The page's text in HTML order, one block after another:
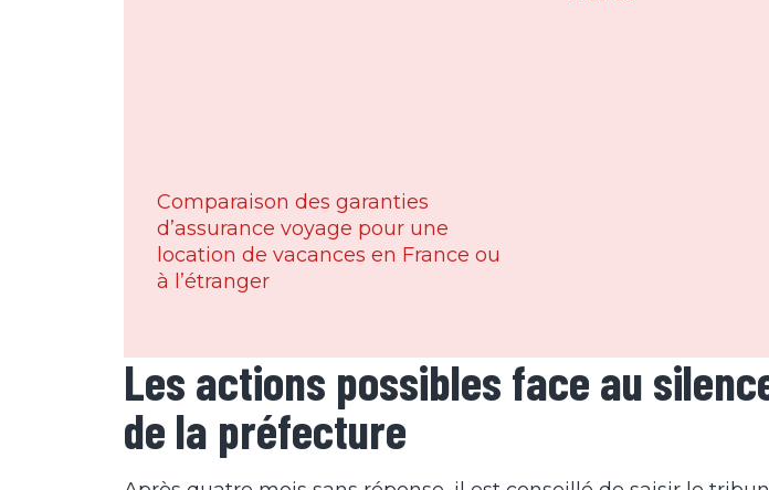
Comparaison des garanties
d’assurance voyage pour une
location de vacances en France ou
à l’étranger
Les actions possibles face au
de la préfecture